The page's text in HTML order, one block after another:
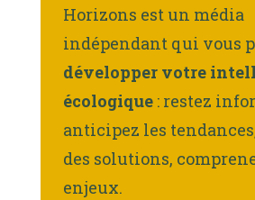
Horizons est un média
indépendant qui vous
développer votre
écologique : restez
anticipez les
des solutions,
enjeux.